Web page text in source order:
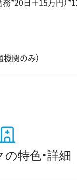
務*20日＋15万円）
関のみ）
特色・詳細